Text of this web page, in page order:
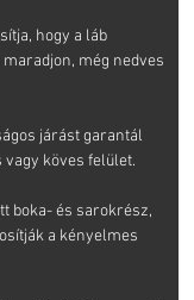
hogy a láb
még nedves
járást garantál
köves felület.
boka- és sarokrész,
a kényelmes